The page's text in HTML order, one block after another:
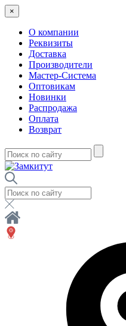
×
О компании
Реквизиты
Доставка
Производители
Мастер-Система
Оптовикам
Новинки
Распродажа
Оплата
Возврат